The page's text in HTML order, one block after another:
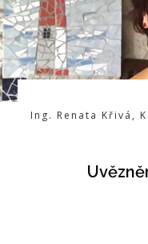
Ing. Renata Křivá ,